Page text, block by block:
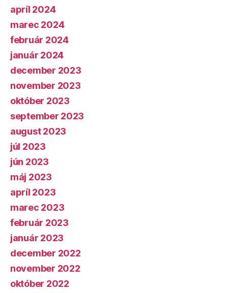
apríl 2024
marec 2024
február 2024
január 2024
december 2023
november 2023
október 2023
september 2023
august 2023
júl 2023
jún 2023
máj 2023
apríl 2023
marec 2023
február 2023
január 2023
december 2022
november 2022
október 2022